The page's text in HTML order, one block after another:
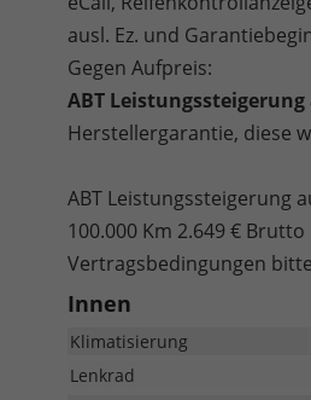
ausl. Ez. und
Gegen Aufpreis:
ABT Leistungssteigerung
Herstellergarantie, diese
ABT Leistungssteigerung
100.000 Km 2.649 € Brutto
Vertragsbedingungen
Innen
Klimatisierung
Lenkrad